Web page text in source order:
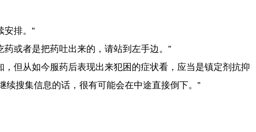
安排。”
或者是把药吐出来的，请站到左手边。”
但从如今服药后表现出来犯困的症状看，应当是镇定剂抗抑
搜集信息的话，很有可能会在中途直接倒下。”